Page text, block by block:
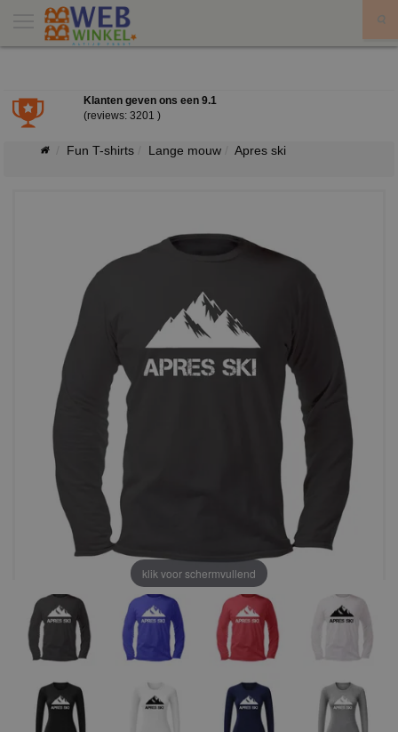
Klanten geven ons een 9.1
(reviews: 3201 )
Fun T-shirts Lange mouw Apres ski
klik voor schermvullend